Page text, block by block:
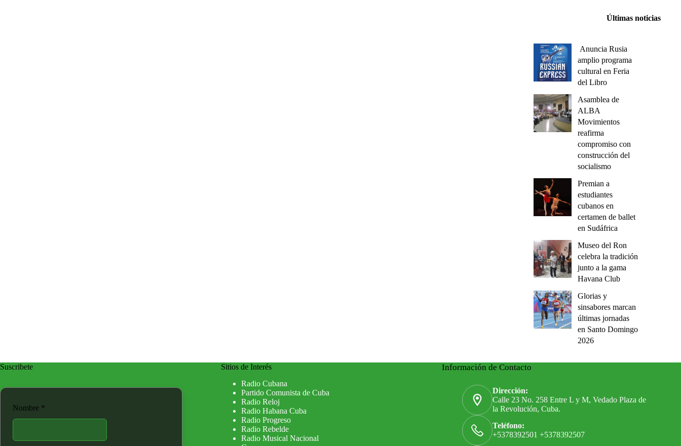
Últimas noticias
Anuncia Rusia
amplio programa
cultural en Feria
del Libro
Asamblea de
ALBA
Movimientos
reafirma
compromiso con
construcción del
socialismo
Premian a
estudiantes
cubanos en
certamen de ballet
en Sudáfrica
Museo del Ron
celebra la tradición
junto a la gama
Havana Club
Glorias y
sinsabores marcan
últimas jornadas
en Santo Domingo
2026
Suscribete
Nombre *
Sitios de Interés
Radio Cubana
Partido Comunista de Cuba
Radio Reloj
Radio Habana Cuba
Radio Progreso
Radio Rebelde
Radio Musical Nacional
Información de Contacto
Dirección:
Calle 23 No. 258 Entre L y M, Vedado Plaza de
la Revolución, Cuba.
Teléfono:
+5378392501 +5378392507